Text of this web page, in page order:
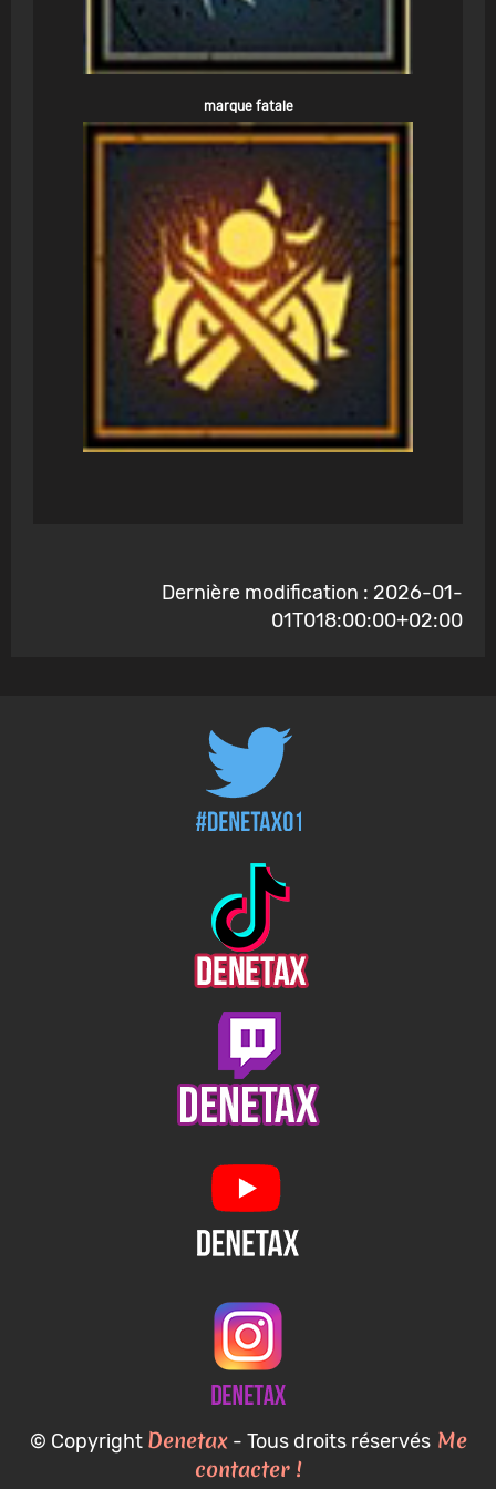
marque fatale
Dernière modification : 2026-01-
01T018:00:00+02:00
© Copyright Denetax- Tous droits réservésMe
contacter !